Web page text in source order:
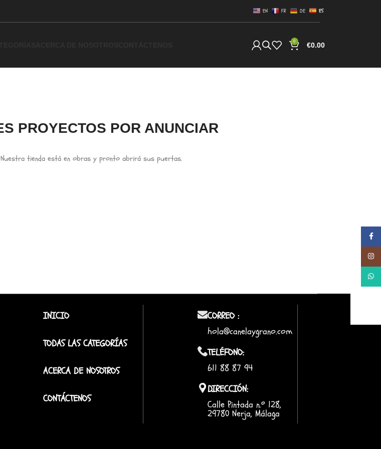
EN FR DE ES
0 €0.00
PROYECTOS POR ANUNCIAR
Nuestra tienda está en obras y pronto abrirá sus puertas.
INICIO
TODAS LAS CATEGORÍAS
ACERCA DE NOSOTROS
CONTÁCTENOS
CORREO :
hola@canelaygrano.com
TELÉFONO:
611 88 87 94
DIRECCIÓN:
Calle Pintada n.º 128,
29780 Nerja, Málaga